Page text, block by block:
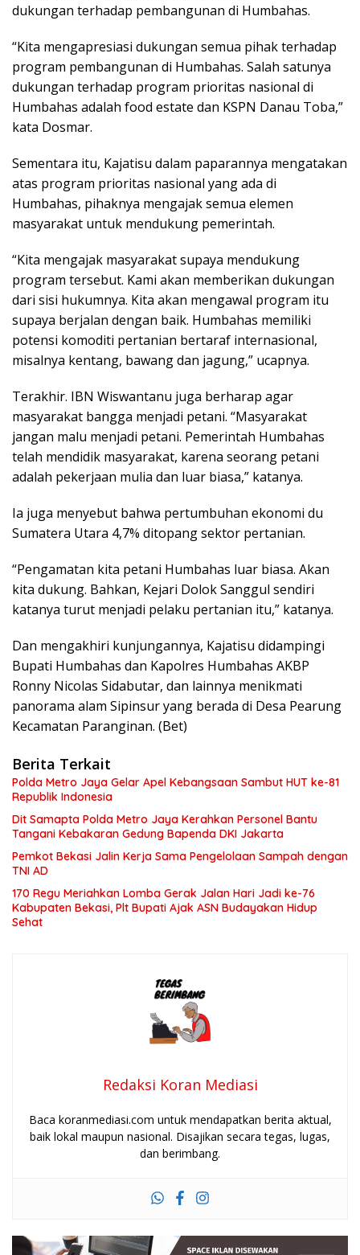
dukungan terhadap pembangunan di Humbahas.
“Kita mengapresiasi dukungan semua pihak terhadap
program pembangunan di Humbahas. Salah satunya
dukungan terhadap program prioritas nasional di
Humbahas adalah food estate dan KSPN Danau Toba,”
kata Dosmar.
Sementara itu, Kajatisu dalam paparannya mengatakan
atas program prioritas nasional yang ada di
Humbahas, pihaknya mengajak semua elemen
masyarakat untuk mendukung pemerintah.
“Kita mengajak masyarakat supaya mendukung
program tersebut. Kami akan memberikan dukungan
dari sisi hukumnya. Kita akan mengawal program itu
supaya berjalan dengan baik. Humbahas memiliki
potensi komoditi pertanian bertaraf internasional,
misalnya kentang, bawang dan jagung,” ucapnya.
Terakhir. IBN Wiswantanu juga berharap agar
masyarakat bangga menjadi petani. “Masyarakat
jangan malu menjadi petani. Pemerintah Humbahas
telah mendidik masyarakat, karena seorang petani
adalah pekerjaan mulia dan luar biasa,” katanya.
Ia juga menyebut bahwa pertumbuhan ekonomi du
Sumatera Utara 4,7% ditopang sektor pertanian.
“Pengamatan kita petani Humbahas luar biasa. Akan
kita dukung. Bahkan, Kejari Dolok Sanggul sendiri
katanya turut menjadi pelaku pertanian itu,” katanya.
Dan mengakhiri kunjungannya, Kajatisu didampingi
Bupati Humbahas dan Kapolres Humbahas AKBP
Ronny Nicolas Sidabutar, dan lainnya menikmati
panorama alam Sipinsur yang berada di Desa Pearung
Kecamatan Paranginan. (Bet)
Berita Terkait
Polda Metro Jaya Gelar Apel Kebangsaan Sambut HUT ke-81
Republik Indonesia
Dit Samapta Polda Metro Jaya Kerahkan Personel Bantu
Tangani Kebakaran Gedung Bapenda DKI Jakarta
Pemkot Bekasi Jalin Kerja Sama Pengelolaan Sampah dengan
TNI AD
170 Regu Meriahkan Lomba Gerak Jalan Hari Jadi ke-76
Kabupaten Bekasi, Plt Bupati Ajak ASN Budayakan Hidup
Sehat
Redaksi Koran Mediasi
Baca koranmediasi.com untuk mendapatkan berita aktual,
baik lokal maupun nasional. Disajikan secara tegas, lugas,
dan berimbang.